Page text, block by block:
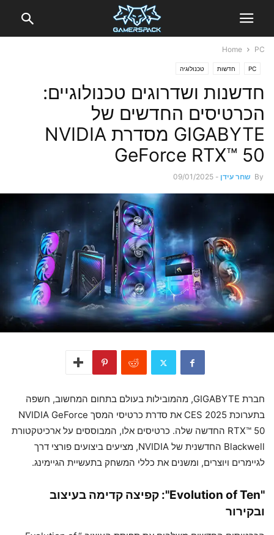
Home PC
PC חדשות טכנולוגיה
חדשנות ושדרוגים טכנולוגיים:
הכרטיסים החדשים של
GIGABYTE מסדרת NVIDIA
GeForce RTX™ 50
By שחר עידן -
09/01/2025
חברת GIGABYTE, מהמובילות בעולם בתחום המחשוב, חשפה
בתערוכת CES 2025 את סדרת כרטיסי המסך NVIDIA GeForce
RTX™ 50 החדשה שלה. כרטיסים אלו, המבוססים על ארכיטקטורת
Blackwell החדשנית של NVIDIA, מציעים ביצועים פורצי דרך
לגיימרים ויוצרים, ומשנים את כללי המשחק בתעשיית הגיימינג.
"Evolution of Ten": קפיצה קדימה בעיצוב
ובקירור